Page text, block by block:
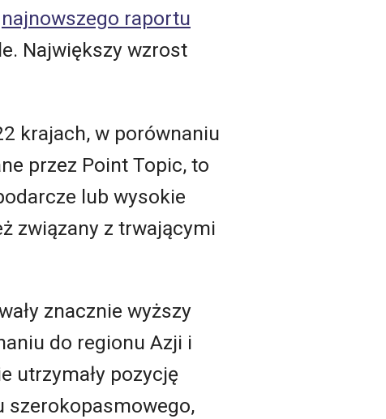
najnowszego raportu
Największy wzrost
krajach, w porównaniu
przez Point Topic, to
lub wysokie
związany z trwającymi
znacznie wyższy
do regionu Azji i
utrzymały pozycję
szerokopasmowego,